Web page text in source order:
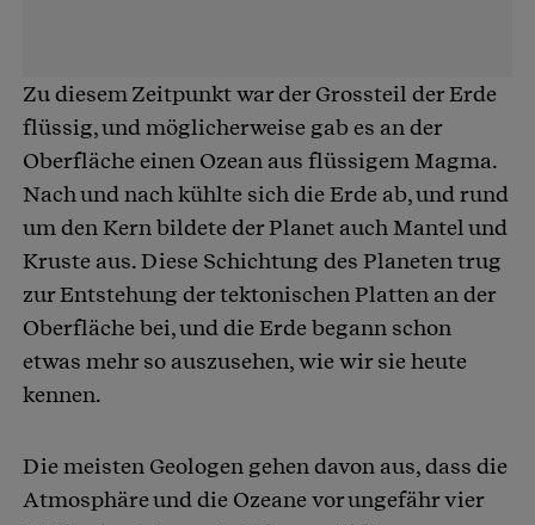
Zu diesem Zeitpunkt war der Grossteil der Erde
flüssig, und möglicherweise gab es an der
Oberfläche einen Ozean aus flüssigem Magma.
Nach und nach kühlte sich die Erde ab, und rund
um den Kern bildete der Planet auch Mantel und
Kruste aus. Diese Schichtung des Planeten trug
zur Entstehung der tektonischen Platten an der
Oberfläche bei, und die Erde begann schon
etwas mehr so auszusehen, wie wir sie heute
kennen.
Die meisten Geologen gehen davon aus, dass die
Atmosphäre und die Ozeane vor ungefähr vier